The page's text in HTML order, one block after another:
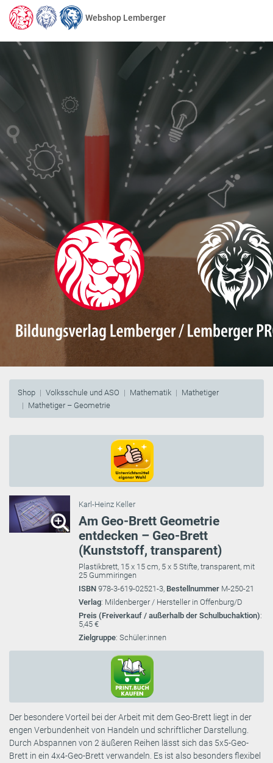
Webshop Lemberger
Shop Volksschule und ASO Mathematik
Mathetiger
Mathetiger – Geometrie
Karl-Heinz Keller
Am Geo-Brett Geometrie
entdecken – Geo-Brett
(Kunststoff, transparent)
Plastikbrett, 15 x 15 cm, 5 x 5 Stifte, transparent, mit
25 Gummiringen
ISBN 978-3-619-02521-3, Bestellnummer M-250-21
Verlag: Mildenberger / Hersteller in Offenburg/D
Preis (Freiverkauf / außerhalb der Schulbuchaktion):
5,45 €
Zielgruppe: Schüler:innen
Der besondere Vorteil bei der Arbeit mit dem Geo-Brett liegt in der
engen Verbundenheit von Handeln und schriftlicher Darstellung.
Durch Abspannen von 2 äußeren Reihen lässt sich das 5x5-Geo-
Brett in ein 4x4-Geo-Brett verwandeln. Es ist also besonders flexibel